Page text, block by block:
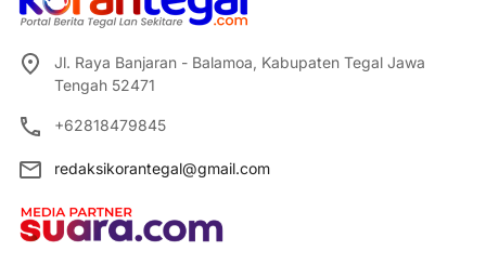
Jl. Raya Banjaran - Balamoa, Kabupaten Tegal Jawa
Tengah 52471
+62818479845
redaksikorantegal@gmail.com